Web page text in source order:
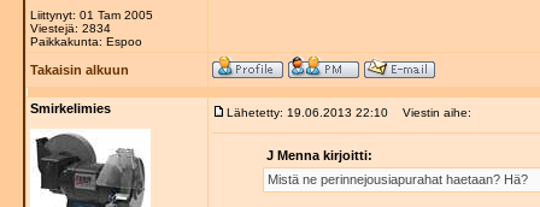
Liittynyt: 01 Tam 2005
Viestejä: 2834
Paikkakunta: Espoo
Takaisin alkuun
Smirkelimies Lähetetty: 19.06.2013 22:10 Viestin aihe:
J Menna kirjoitti:
Mistä ne perinnejousiapurahat haetaan? Hä?